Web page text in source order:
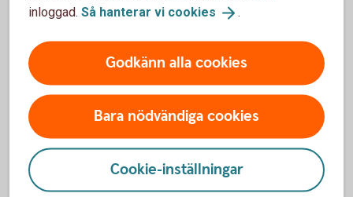
godkänna cookies för Funktioner, prestanda
och statistik.
Inställningar för cookies
inloggad. Så hanterar vi cookies .
Godkänn alla cookies
Bara nödvändiga cookies
Cookie-inställningar